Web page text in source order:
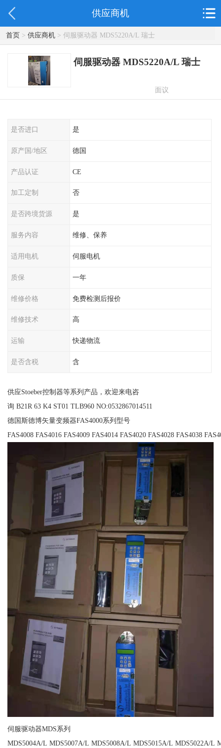
供应商机
首页> 供应商机> 伺服驱动器 MDS5220A/L 瑞士
伺服驱动器 MDS5220A/L 瑞士
面议
是否进口 是
原产国/地区 德国
产品认证 CE
加工定制 否
是否跨境货源 是
服务内容 维修、保养
适用电机 伺服电机
质保 一年
维修价格 免费检测后报价
维修技术 高
运输 快递物流
是否含税 含
供应Stoeber控制器等系列产品，欢迎来电咨
询 B21R 63 K4 ST01 TLB960 NO:0532867014511
德国斯德博矢量变频器FAS4000系列型号
FAS4008 FAS4016 FAS4009 FAS4014 FAS4020 FAS4028 FAS4038
伺服驱动器MDS系列
MDS5004A/L MDS5007A/L MDS5008A/L MDS5015A/L MDS5022A/